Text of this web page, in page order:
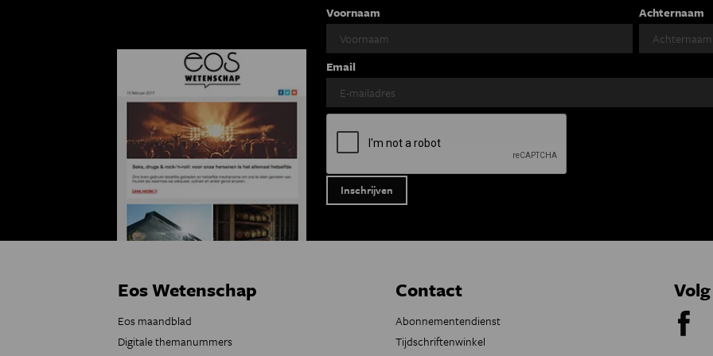
Voornaam Achternaam
Email
Eos Wetenschap
Eos maandblad
Digitale themanummers
Contact
Abonnementendienst
Tijdschriftenwinkel